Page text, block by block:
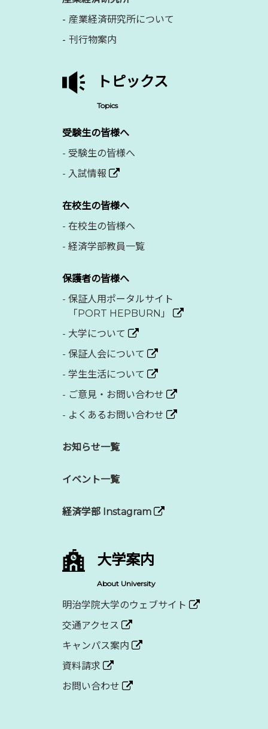
産業経済研究所について
刊行物案内
トピックス
Topics
受験生の皆様へ
- 受験生の皆様へ
- 入試情報
在校生の皆様へ
- 在校生の皆様へ
- 経済学部教員一覧
保護者の皆様へ
- 保証人用ポータルサイト
「PORT HEPBURN」
- 大学について
- 保証人会について
- 学生生活について
- ご意見・お問い合わせ
- よくあるお問い合わせ
お知らせ一覧
イベント一覧
経済学部 Instagram
大学案内
About University
明治学院大学のウェブサイト
交通アクセス
キャンパス案内
資料請求
お問い合わせ